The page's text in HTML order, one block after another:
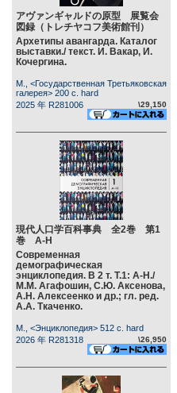
アヴァンギャルドの原型 展覧会
図録（トレチヤコフ美術館刊）
Архетипы авангарда. Каталог
выставки./ текст. И. Вакар, И.
Кочергина.
М., <Государственная Третьяковская
галерея> 200 c. hard
2025 年 R281006
\29,150
現代人口学百科事典 全2巻 第1
巻 А-Н
Современная
демографическая
энциклопедия. В 2 т. Т.1: А-Н./
М.М. Агафошин, С.Ю. Аксенова,
А.Н. Алексеенко и др.; гл. ред.
А.А. Ткаченко.
М., <Энциклопедия> 512 c. hard
2026 年 R281318
\26,950